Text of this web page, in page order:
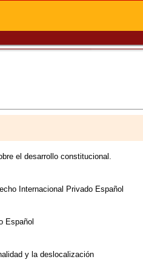
el desarrollo constitucional.
Internacional Privado Español
Español
y la deslocalización